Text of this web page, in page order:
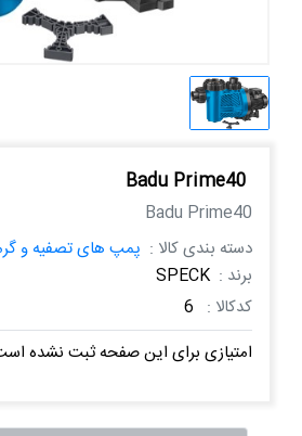
Badu Prime40
Badu Prime40
دسته بندی کالا : پمپ های تصفیه و
برند : SPECK
کدکالا : 6
امتیازی برای این صفحه ثبت نشده